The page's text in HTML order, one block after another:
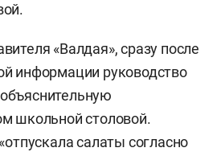
«Валдая», сразу после
информации руководство
школьной столовой.
салаты согласно